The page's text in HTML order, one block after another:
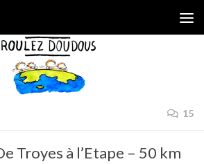
15
Troyes à l’Etape – 50 km